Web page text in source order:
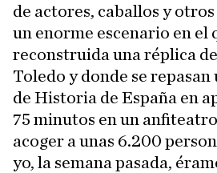
de actores, caballos y
un enorme escenario en el
reconstruida una réplica
Toledo y donde se repasan
de Historia de España en
75 minutos en un
acoger a unas 6.200
yo, la semana pasada,